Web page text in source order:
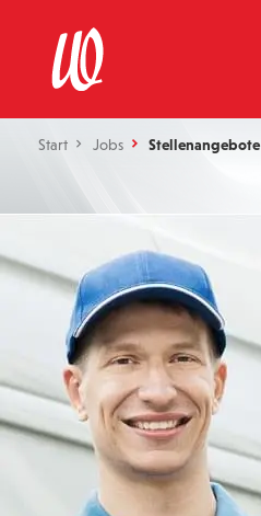
Start Jobs Stellenangebote